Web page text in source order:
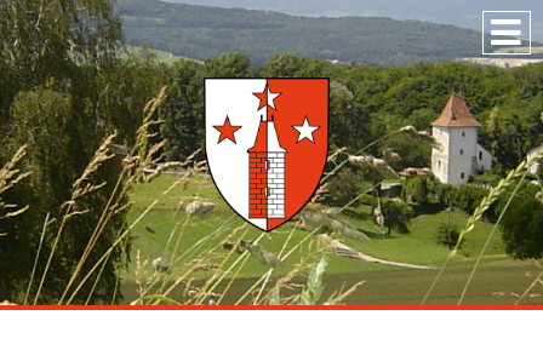
Passer au contenu